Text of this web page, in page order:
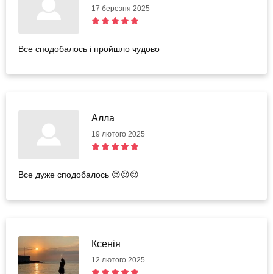
17 березня 2025
Все сподобалось і пройшло чудово
Алла
19 лютого 2025
Все дуже сподобалось 😍😍😍
Ксенія
12 лютого 2025